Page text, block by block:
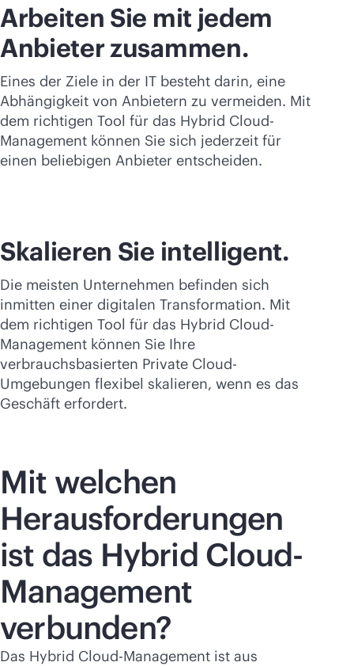
Arbeiten Sie mit jedem
Anbieter zusammen.
Eines der Ziele in der IT besteht darin, eine
Abhängigkeit von Anbietern zu vermeiden. Mit
dem richtigen Tool für das Hybrid Cloud-
Management können Sie sich jederzeit für
einen beliebigen Anbieter entscheiden.
Skalieren Sie intelligent.
Die meisten Unternehmen befinden sich
inmitten einer digitalen Transformation. Mit
dem richtigen Tool für das Hybrid Cloud-
Management können Sie Ihre
verbrauchsbasierten Private Cloud-
Umgebungen flexibel skalieren, wenn es das
Geschäft erfordert.
Mit welchen
Herausforderungen
ist das Hybrid Cloud-
Management
verbunden?
Das Hybrid Cloud-Management ist aus